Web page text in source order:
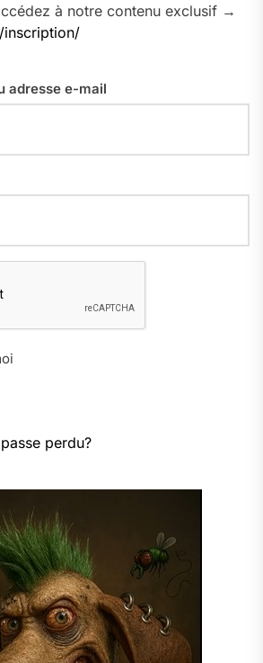
à notre contenu exclusif →
adresse e-mail
perdu?